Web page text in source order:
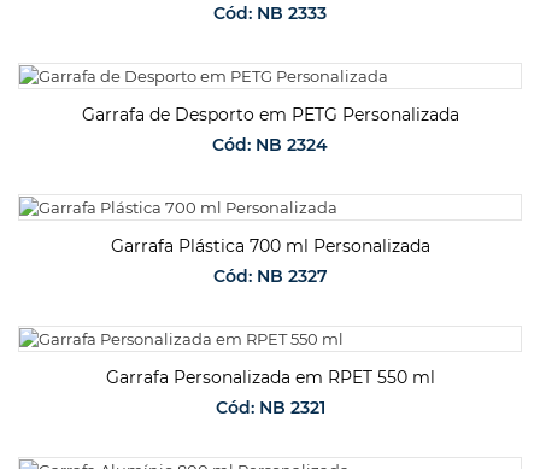
Cód: NB 2333
SOLICITAR ORÇAMENTO
Garrafa de Desporto em PETG Personalizada
Cód: NB 2324
SOLICITAR ORÇAMENTO
Garrafa Plástica 700 ml Personalizada
Cód: NB 2327
SOLICITAR ORÇAMENTO
Garrafa Personalizada em RPET 550 ml
Cód: NB 2321